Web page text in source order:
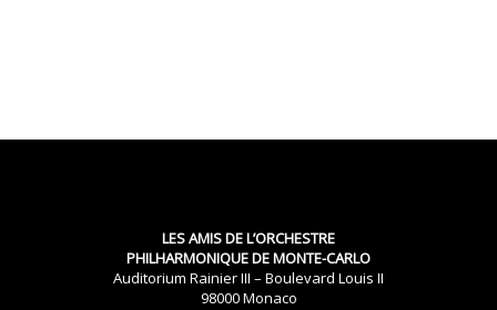
LES AMIS DE L’ORCHESTRE
PHILHARMONIQUE DE MONTE-CARLO
Auditorium Rainier III – Boulevard Louis II
98000 Monaco